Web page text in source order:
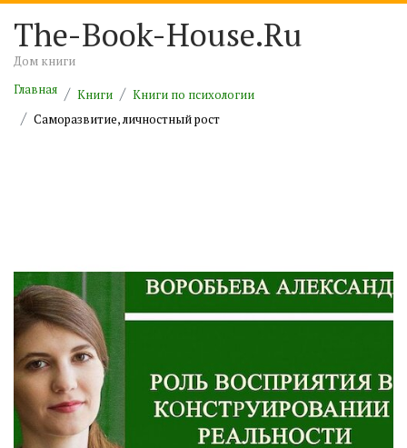
The-Book-House.Ru
Дом книги
Главная
Книги
Книги по психологии
Саморазвитие, личностный рост